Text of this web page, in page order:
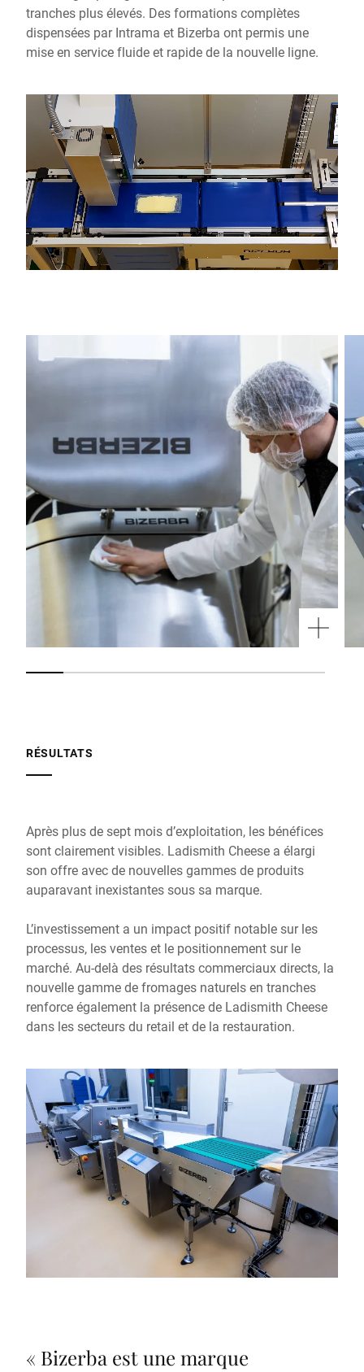
tranches plus élevés. Des formations complètes
dispensées par Intrama et Bizerba ont permis une
mise en service fluide et rapide de la nouvelle ligne.
RÉSULTATS
Après plus de sept mois d’exploitation, les bénéfices
sont clairement visibles. Ladismith Cheese a élargi
son offre avec de nouvelles gammes de produits
auparavant inexistantes sous sa marque.
L’investissement a un impact positif notable sur les
processus, les ventes et le positionnement sur le
marché. Au-delà des résultats commerciaux directs, la
nouvelle gamme de fromages naturels en tranches
renforce également la présence de Ladismith Cheese
dans les secteurs du retail et de la restauration.
« Bizerba est une marque